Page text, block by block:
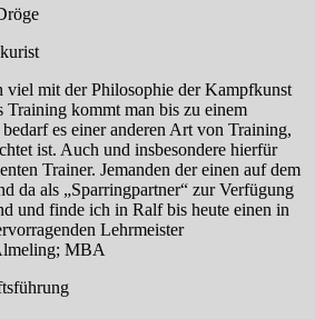
viel mit der Philosophie der Kampfkunst
Training kommt man bis zu einem
es einer anderen Art von Training,
ist. Auch und insbesondere hierfür
Trainer. Jemanden der einen auf dem
da als „Sparringpartner“ zur Verfügung
und finde ich in Ralf bis heute einen in
Lehrmeister
MBA